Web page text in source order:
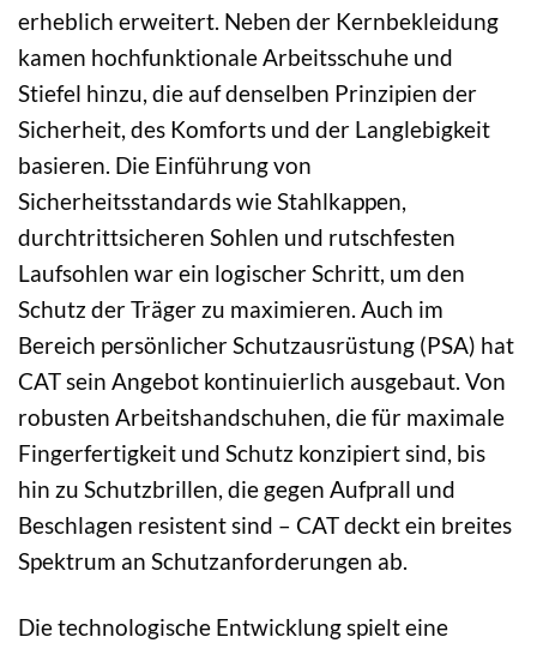
erheblich erweitert. Neben der Kernbekleidung
kamen hochfunktionale Arbeitsschuhe und
Stiefel hinzu, die auf denselben Prinzipien der
Sicherheit, des Komforts und der Langlebigkeit
basieren. Die Einführung von
Sicherheitsstandards wie Stahlkappen,
durchtrittsicheren Sohlen und rutschfesten
Laufsohlen war ein logischer Schritt, um den
Schutz der Träger zu maximieren. Auch im
Bereich persönlicher Schutzausrüstung (PSA) hat
CAT sein Angebot kontinuierlich ausgebaut. Von
robusten Arbeitshandschuhen, die für maximale
Fingerfertigkeit und Schutz konzipiert sind, bis
hin zu Schutzbrillen, die gegen Aufprall und
Beschlagen resistent sind – CAT deckt ein breites
Spektrum an Schutzanforderungen ab.
Die technologische Entwicklung spielt eine